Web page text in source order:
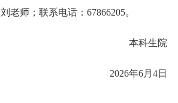
老师；联系电话：67866205。
本科生院
2026年6月4日